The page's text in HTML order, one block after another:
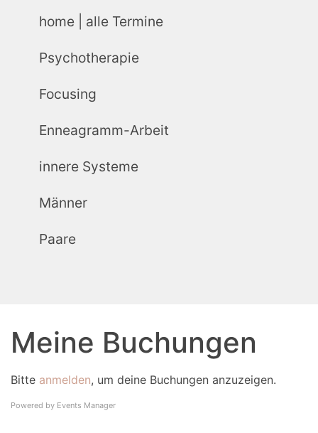
home | alle Termine
Psychotherapie
Focusing
Enneagramm-Arbeit
innere Systeme
Männer
Paare
Meine Buchungen
Bitte anmelden, um deine Buchungen anzuzeigen.
Powered by Events Manager